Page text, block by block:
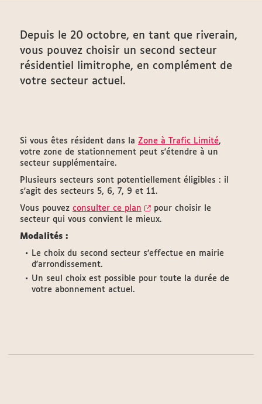
Depuis le 20 octobre, en tant que riverain,
vous pouvez choisir un second secteur
résidentiel limitrophe, en complément de
votre secteur actuel.
Si vous êtes résident dans la Zone à Trafic Limité,
votre zone de stationnement peut s'étendre à un
secteur supplémentaire.
Plusieurs secteurs sont potentiellement éligibles : il
s'agit des secteurs 5, 6, 7, 9 et 11.
Vous pouvez consulter ce plan
pour choisir le
secteur qui vous convient le mieux.
Modalités :
Le choix du second secteur s’effectue en mairie
d'arrondissement.
Un seul choix est possible pour toute la durée de
votre abonnement actuel.